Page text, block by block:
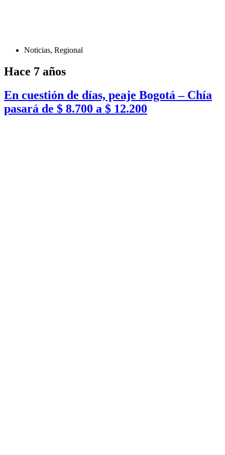
Noticias, Regional
Hace 7 años
En cuestión de días, peaje Bogotá – Chía
pasará de $ 8.700 a $ 12.200